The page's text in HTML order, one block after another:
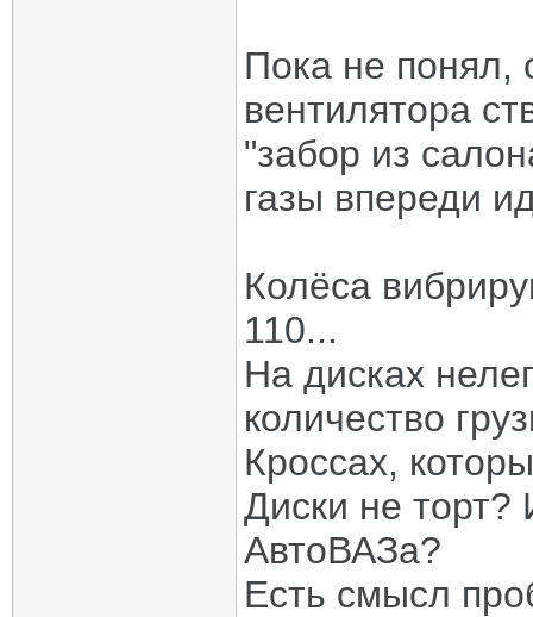
Пока не понял,
вентилятора
"забор из
газы впереди
Колёса
110...
На дисках
количество
Кроссах,
Диски не
АвтоВАЗа?
Есть смысл